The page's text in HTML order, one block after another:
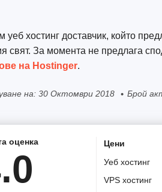
уеб хостинг доставчик, който
свят. За момента не предлага
на Hostinger.
на: 30 Октомври 2018 Брой
оценка
Цени
Уеб хостинг
VPS хостинг